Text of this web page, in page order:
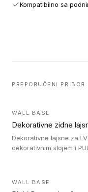
Kompatibilno sa
PREPORUČENI PRIBOR
WALL BASE
Dekorativne zidne
Dekorativne lajsne za
dekorativnim slojem i
WALL BASE